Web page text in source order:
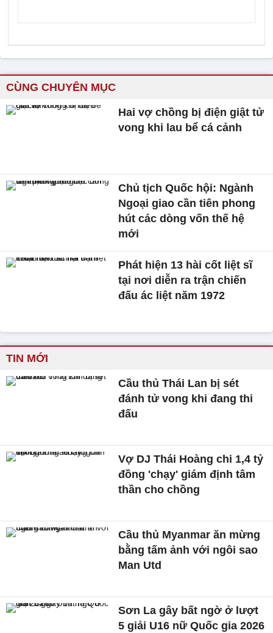
CÙNG CHUYÊN MỤC
Hai vợ chồng bị điện giật tử
vong khi lau bể cá cảnh
Chủ tịch Quốc hội: Ngành
Ngoại giao cần tiên phong
hút các dòng vốn thế hệ
mới
Phát hiện 13 hài cốt liệt sĩ
tại nơi diễn ra trận chiến
đấu ác liệt năm 1972
TIN MỚI
Cầu thủ Thái Lan bị sét
đánh tử vong khi đang thi
đấu
Vợ DJ Thái Hoàng chi 1,4 tỷ
đồng 'chạy' giám định tâm
thần cho chồng
Cầu thủ Myanmar ăn mừng
bằng tấm ảnh với ngôi sao
Man Utd
Sơn La gây bất ngờ ở lượt
5 giải U16 nữ Quốc gia 2026